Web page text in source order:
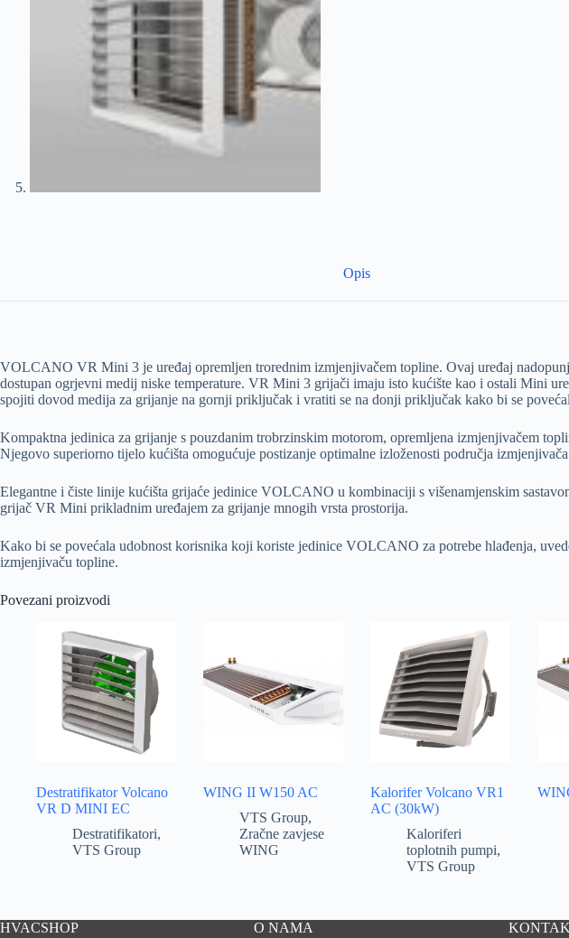
Opis
VOLCANO VR Mini 3 je uređaj opremljen trorednim izmjenjivačem topline. Ovaj uređaj
dostupan ogrjevni medij niske temperature. VR Mini 3 grijači imaju isto kućište kao i ostali Mini
spojiti dovod medija za grijanje na gornji priključak i vratiti se na donji priključak kako bi se
Kompaktna jedinica za grijanje s pouzdanim trobrzinskim motorom, opremljena izmjenjivačem
Njegovo superiorno tijelo kućišta omogućuje postizanje optimalne izloženosti područja
Elegantne i čiste linije kućišta grijaće jedinice VOLCANO u kombinaciji s višenamjenskim
grijač VR Mini prikladnim uređajem za grijanje mnogih vrsta prostorija.
Kako bi se povećala udobnost korisnika koji koriste jedinice VOLCANO za potrebe hlađenja,
izmjenjivaču topline.
Povezani proizvodi
Destratifikator Volcano
VR D MINI EC
Destratifikatori,
VTS Group
WING II W150 AC
VTS Group,
Zračne zavjese
WING
Kalorifer Volcano VR1
AC (30kW)
Kaloriferi
toplotnih pumpi,
VTS Group
HVACSHOP O NAMA